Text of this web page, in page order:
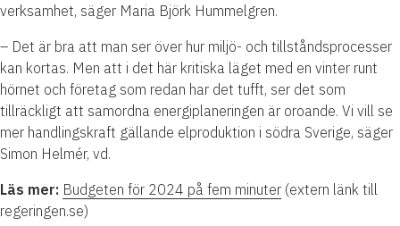
verksamhet, säger Maria Björk Hummelgren.
– Det är bra att man ser över hur miljö- och tillståndsprocesser
kan kortas. Men att i det här kritiska läget med en vinter runt
hörnet och företag som redan har det tufft, ser det som
tillräckligt att samordna energiplaneringen är oroande. Vi vill se
mer handlingskraft gällande elproduktion i södra Sverige, säger
Simon Helmér, vd.
Läs mer: Budgeten för 2024 på fem minuter (extern länk till
regeringen.se)